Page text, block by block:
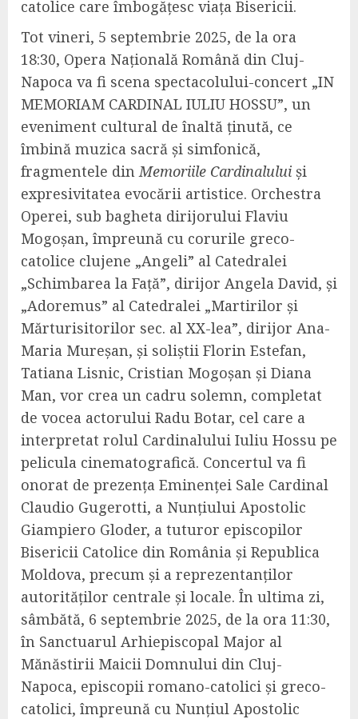
catolice care îmbogățesc viața Bisericii.
Tot vineri, 5 septembrie 2025, de la ora
18:30, Opera Națională Română din Cluj-
Napoca va fi scena spectacolului-concert „IN
MEMORIAM CARDINAL IULIU HOSSU”, un
eveniment cultural de înaltă ținută, ce
îmbină muzica sacră și simfonică,
fragmentele din Memoriile Cardinalului și
expresivitatea evocării artistice. Orchestra
Operei, sub bagheta dirijorului Flaviu
Mogoșan, împreună cu corurile greco-
catolice clujene „Angeli” al Catedralei
„Schimbarea la Față”, dirijor Angela David, și
„Adoremus” al Catedralei „Martirilor și
Mărturisitorilor sec. al XX-lea”, dirijor Ana-
Maria Mureșan, și soliștii Florin Estefan,
Tatiana Lisnic, Cristian Mogoșan și Diana
Man, vor crea un cadru solemn, completat
de vocea actorului Radu Botar, cel care a
interpretat rolul Cardinalului Iuliu Hossu pe
pelicula cinematografică. Concertul va fi
onorat de prezența Eminenței Sale Cardinal
Claudio Gugerotti, a Nunțiului Apostolic
Giampiero Gloder, a tuturor episcopilor
Bisericii Catolice din România și Republica
Moldova, precum și a reprezentanților
autorităților centrale și locale. În ultima zi,
sâmbătă, 6 septembrie 2025, de la ora 11:30,
în Sanctuarul Arhiepiscopal Major al
Mănăstirii Maicii Domnului din Cluj-
Napoca, episcopii romano-catolici și greco-
catolici, împreună cu Nunțiul Apostolic